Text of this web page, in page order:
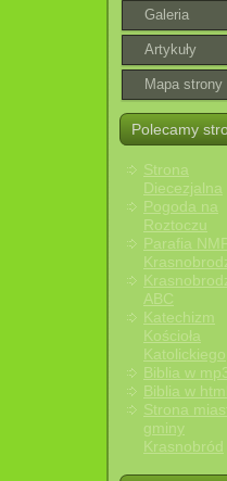
Bożego
Galeria
roztoczańska
Artykuły
Mapa strony
Polecamy
Strona
Diecezjalna
Pogoda na
Roztoczu
Parafia
ABC
Katechizm
Kościoła
Katolickiego
Biblia w
Biblia w html
Strona
gminy
Krasnobród